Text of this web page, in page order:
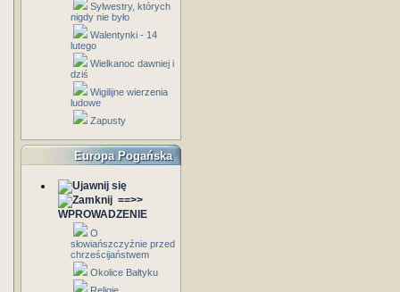
Sylwestry, których
nigdy nie było
Walentynki - 14
lutego
Wielkanoc dawniej i
dziś
Wigilijne wierzenia
ludowe
Zapusty
Europa Pogańska
==>>
WPROWADZENIE
O
słowiańszczyźnie przed
chrześcijaństwem
Okolice Bałtyku